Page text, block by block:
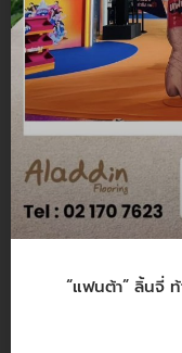
“แฟนต้า” ลิ้นจี่